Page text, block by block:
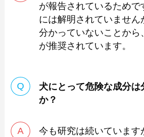
が報告されているためで
には解明されていません
分かっていないことから
が推奨されています。
犬にとって危険な成分は
か？
今も研究は続いています